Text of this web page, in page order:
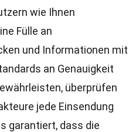
wie Ihnen
Fülle an
und Informationen mit
an Genauigkeit
überprüfen
jede Einsendung
garantiert, dass die